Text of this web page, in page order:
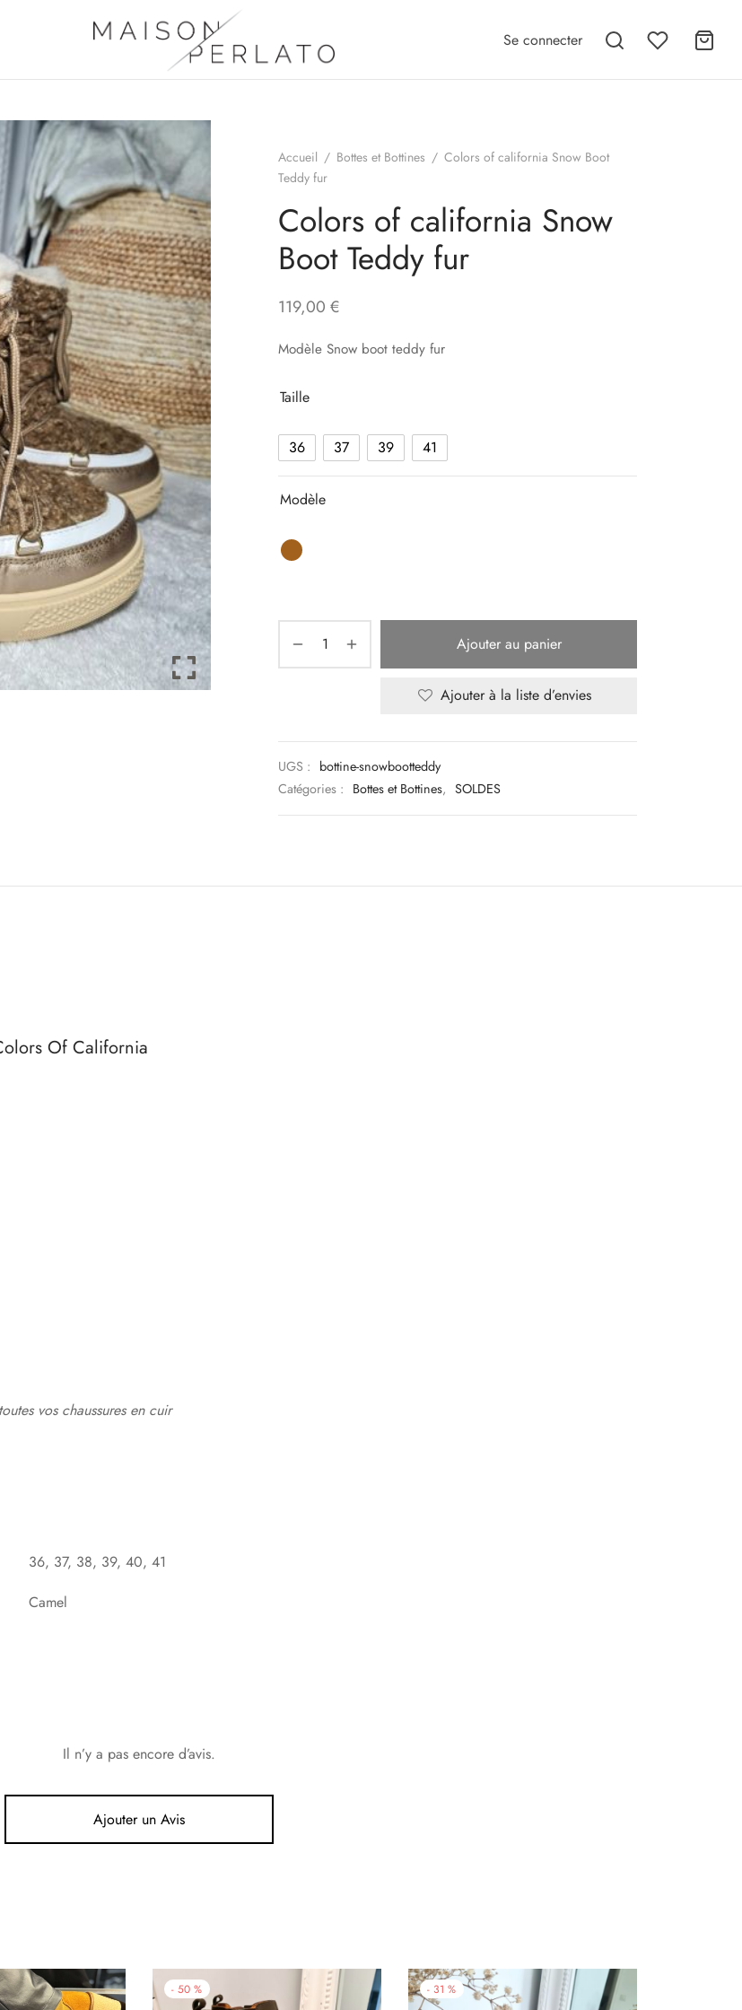
Se connecter
Accueil / Bottes et Bottines / Colors of california Snow Boot
Teddy fur
Colors of california Snow
Boot Teddy fur
119,00 €
Modèle Snow boot teddy fur
Taille
36 37 39 41
Modèle
Ajouter au panier
Ajouter à la liste d’envies
UGS : bottine-snowbootteddy
Catégories : Bottes et Bottines, SOLDES
Of California
vos chaussures en cuir
36, 37, 38, 39, 40, 41
Camel
Il n’y a pas encore d’avis.
Ajouter un Avis
- 50 % - 31 %